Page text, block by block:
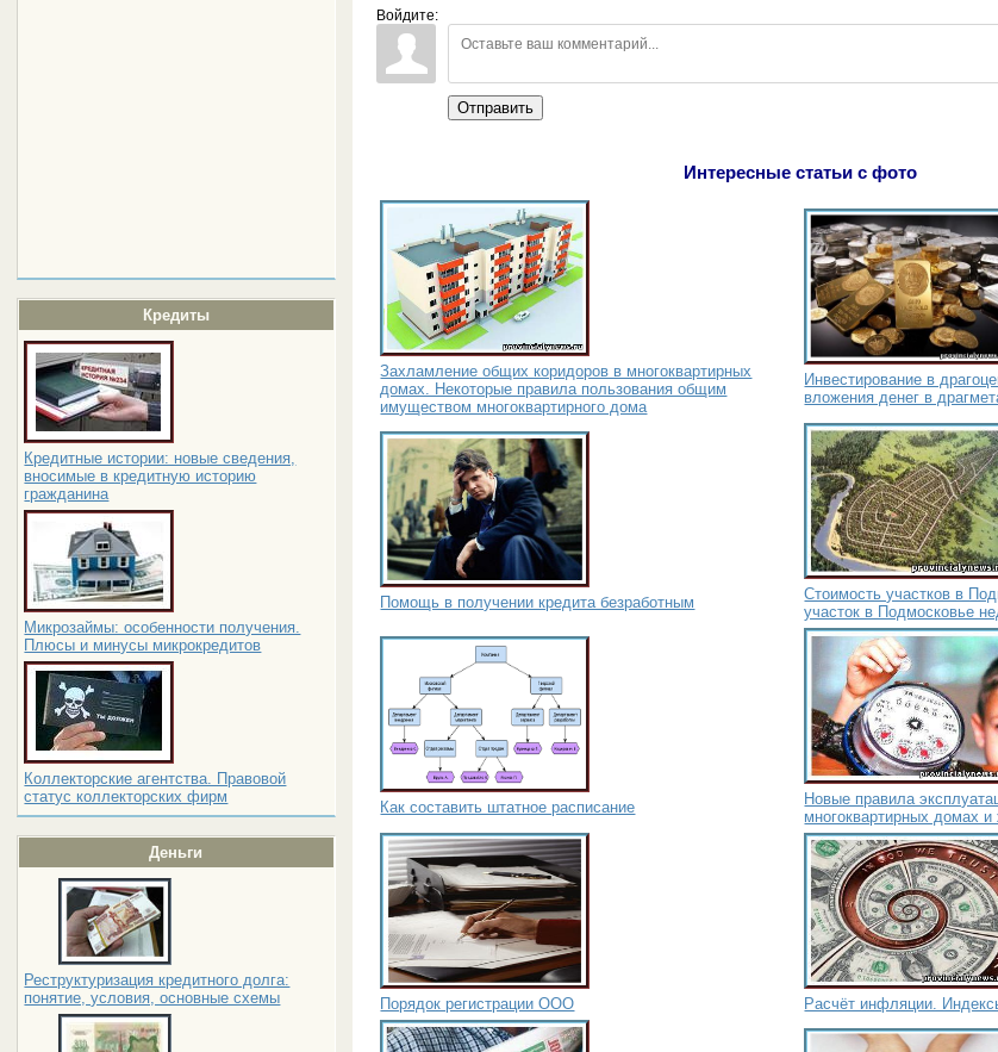
Кредиты
Кредитные истории: новые сведения,
вносимые в кредитную историю
гражданина
Микрозаймы: особенности получения.
Плюсы и минусы микрокредитов
Коллекторские агентства. Правовой
статус коллекторских фирм
Деньги
Реструктуризация кредитного долга:
понятие, условия, основные схемы
Войдите:
Отправить
Интересные статьи с фото
Захламление общих коридоров в многоквартирных
домах. Некоторые правила пользования общим
имуществом многоквартирного дома
Инвестирование в
вложения денег в
Помощь в получении кредита безработным
Стоимость участков в
участок в Подмосковье
Как составить штатное расписание
Новые правила
многоквартирных домах
Порядок регистрации ООО Расчёт инфляции.